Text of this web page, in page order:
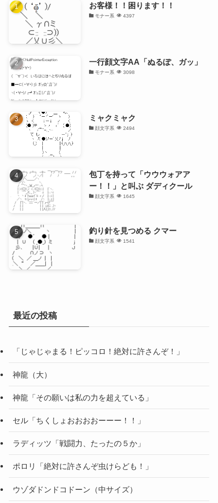
お客様！！困ります！！
モナー系 4397
一行顔文字AA「ぬるぽ、ガッ」
モナー系 3098
ミャクミャク
顔文字系 2494
包丁を持って「ウウウォアア
ー！！」と叫ぶ ダディクール
顔文字系 1645
釣り針を見つめる クマー
顔文字系 1541
最近の投稿
「じゃじゃまる！ピッコロ！絶対に許さんぞ！」
神龍（大）
神龍「その願いは私の力を超えている」
セル「ちくしょおおおおーーー！！」
ラディッツ「戦闘力、たったの５か」
ポロリ「絶対に許さんぞ虫けらども！」
ウゾダドンドコドーン（中サイズ）